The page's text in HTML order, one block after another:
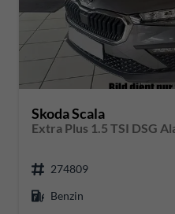
Skoda Scala
Extra Plus 1.5 TSI DSG
274809
Benzin